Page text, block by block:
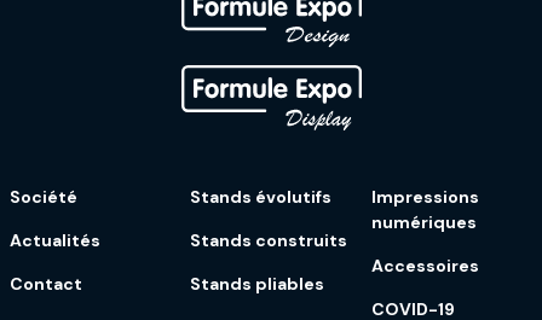
Société
Actualités
Contact
Stands évolutifs
Stands construits
Stands pliables
Impressions
numériques
Accessoires
COVID-19